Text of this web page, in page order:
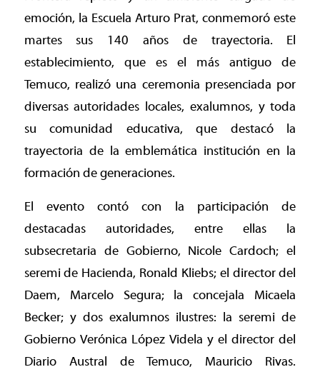
emoción, la Escuela Arturo Prat, conmemoró este
martes sus 140 años de trayectoria. El
establecimiento, que es el más antiguo de
Temuco, realizó una ceremonia presenciada por
diversas autoridades locales, exalumnos, y toda
su comunidad educativa, que destacó la
trayectoria de la emblemática institución en la
formación de generaciones.
El evento contó con la participación de
destacadas autoridades, entre ellas la
subsecretaria de Gobierno, Nicole Cardoch; el
seremi de Hacienda, Ronald Kliebs; el director del
Daem, Marcelo Segura; la concejala Micaela
Becker; y dos exalumnos ilustres: la seremi de
Gobierno Verónica López Videla y el director del
Diario Austral de Temuco, Mauricio Rivas.